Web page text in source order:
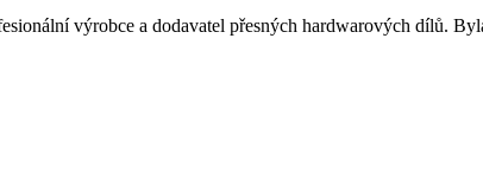
výrobce a dodavatel přesných hardwarových dílů.